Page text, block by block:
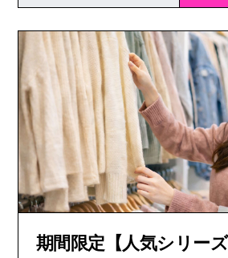
期間限定【人気シリー